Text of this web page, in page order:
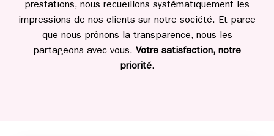
prestations, nous recueillons systématiquement les
impressions de nos clients sur notre société. Et parce
que nous prônons la transparence, nous les
partageons avec vous. Votre satisfaction, notre
priorité.